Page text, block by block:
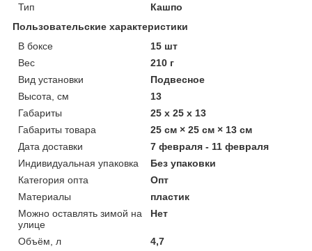
Тип
Кашпо
Пользовательские характеристики
В боксе
15 шт
Вес
210 г
Вид установки
Подвесное
Высота, см
13
Габариты
25 x 25 x 13
Габариты товара
25 см × 25 см × 13 см
Дата доставки
7 февраля - 11 февраля
Индивидуальная упаковка
Без упаковки
Категория опта
Опт
Материалы
пластик
Можно оставлять зимой на
улице
Нет
Объём, л
4,7